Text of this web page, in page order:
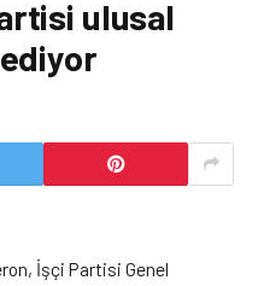
ulusal
İşçi Partisi Genel